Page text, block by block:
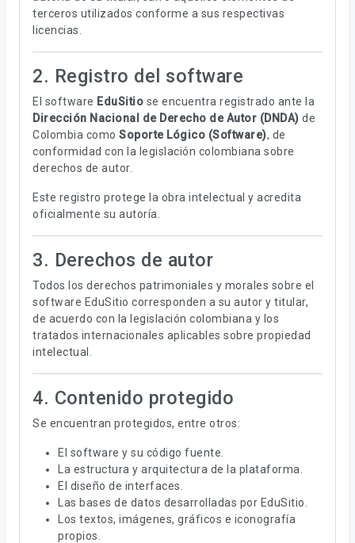
terceros utilizados conforme a sus respectivas
licencias.
2. Registro del software
El software EduSitio se encuentra registrado ante la
Dirección Nacional de Derecho de Autor (DNDA) de
Colombia como Soporte Lógico (Software), de
conformidad con la legislación colombiana sobre
derechos de autor.
Este registro protege la obra intelectual y acredita
oficialmente su autoría.
3. Derechos de autor
Todos los derechos patrimoniales y morales sobre el
software EduSitio corresponden a su autor y titular,
de acuerdo con la legislación colombiana y los
tratados internacionales aplicables sobre propiedad
intelectual.
4. Contenido protegido
Se encuentran protegidos, entre otros:
El software y su código fuente.
La estructura y arquitectura de la plataforma.
El diseño de interfaces.
Las bases de datos desarrolladas por EduSitio.
Los textos, imágenes, gráficos e iconografía
propios.